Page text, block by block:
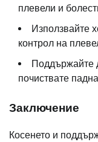
плевели и
Използвайте
контрол на
Поддържайте
почиствате
Заключение
Косенето и